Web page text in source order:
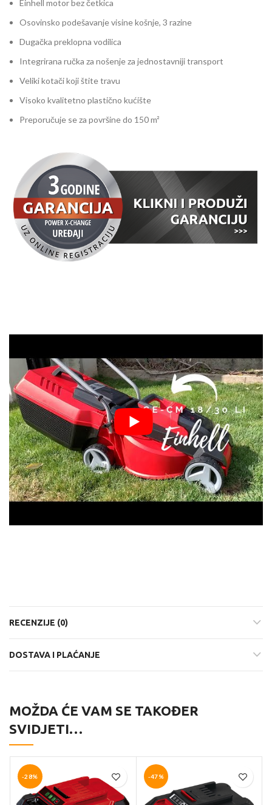
Einhell motor bez četkica
Osovinsko podešavanje visine košnje, 3 razine
Dugačka preklopna vodilica
Integrirana ručka za nošenje za jednostavniji transport
Veliki kotači koji štite travu
Visoko kvalitetno plastično kućište
Preporučuje se za površine do 150 m²
RECENZIJE (0)
DOSTAVA I PLAĆANJE
MOŽDA ĆE VAM SE TAKOĐER
SVIDJETI…
-28% -47%